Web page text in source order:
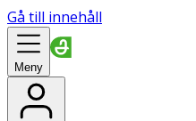
Gå till innehåll
Meny